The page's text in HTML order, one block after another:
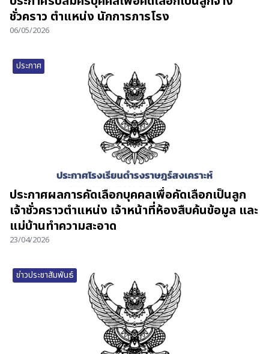
ชั่วคราว ตำแหน่ง นักการภารโรง
06/05/2026
ประกาศ
ประกาศผลการคัดเลือกบุคคลเพื่อคัดเลือกเป็นลูก
เจ้าชั่วคราวตำแหน่ง เจ้าหน้าที่ห้องสืบค้นข้อมูล และ
แม่บ้านทำความสะอาด
23/04/2026
ข่าวประชาสัมพันธ์